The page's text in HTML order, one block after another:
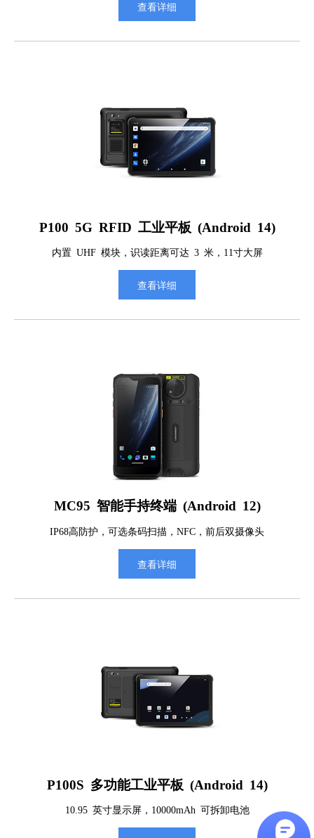
查看详细
P100 5G RFID 工业平板 (Android 14)
内置 UHF 模块，识读距离可达 3 米，11寸大屏
查看详细
MC95 智能手持终端 (Android 12)
IP68高防护，可选条码扫描，NFC，前后双摄像头
查看详细
P100S 多功能工业平板 (Android 14)
10.95 英寸显示屏，10000mAh 可拆卸电池